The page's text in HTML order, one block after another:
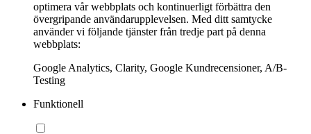
optimera vår webbplats och kontinuerligt förbättra den
övergripande användarupplevelsen. Med ditt samtycke
använder vi följande tjänster från tredje part på denna
webbplats:
Google Analytics, Clarity, Google Kundrecensioner, A/B-
Testing
Funktionell